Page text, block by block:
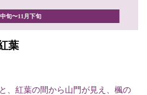
旬〜11月下旬
葉
、紅葉の間から山門が見え、楓の